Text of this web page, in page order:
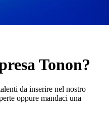
Tonon?
da inserire nel nostro
oppure mandaci una